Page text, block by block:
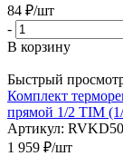
84 ₽/шт
-
В корзину
Быстрый
Комплект
прямой 1/2 TIM
Артикул:
1 959 ₽/шт